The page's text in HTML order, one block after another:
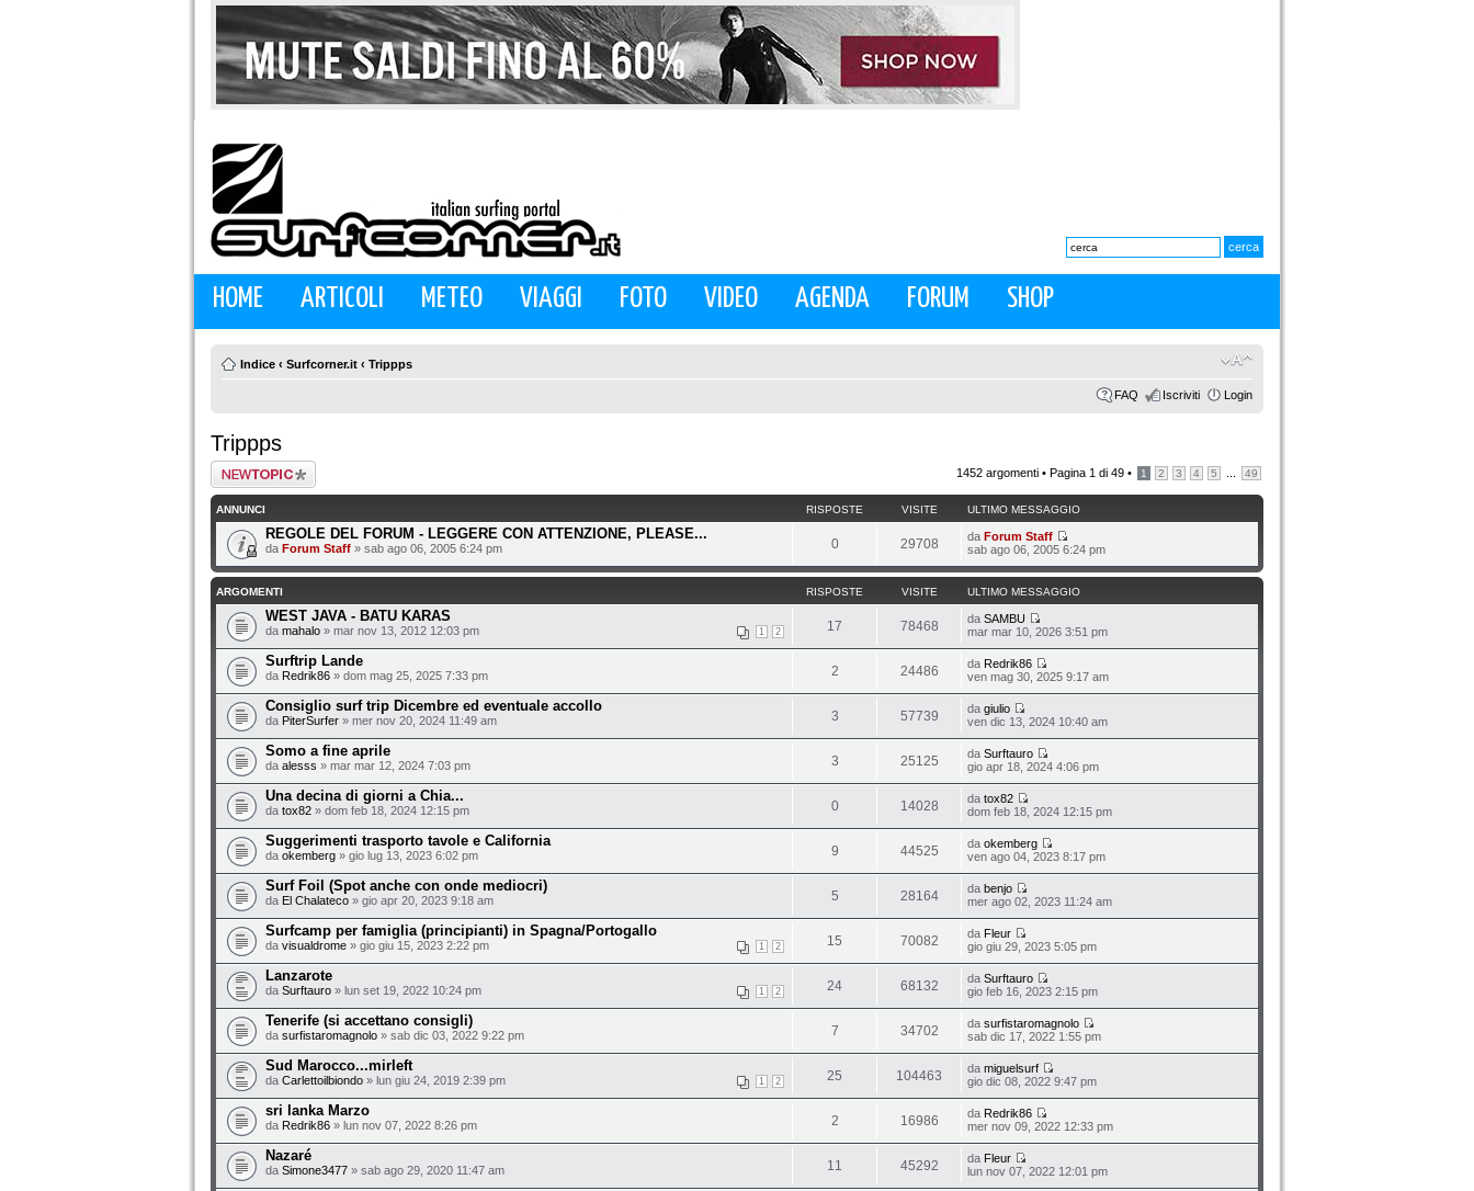
HOME ARTICOLI METEO VIAGGI FOTO VIDEO AGENDA FORUM SHOP
Indice ‹ Surfcorner.it ‹ Trippps
FAQ Iscriviti Login
Trippps
Scrivi un nuovo
argomento
1452 argomenti • Pagina 1 di 49 • 1 2 3 4 5 49
ANNUNCI RISPOSTE VISITE ULTIMO MESSAGGIO
REGOLE DEL FORUM - LEGGERE CON ATTENZIONE, PLEASE...
da Forum Staff » sab ago 06, 2005 6:24 pm 0 29708 da Forum Staff
sab ago 06, 2005 6:24 pm
ARGOMENTI RISPOSTE VISITE ULTIMO MESSAGGIO
WEST JAVA - BATU KARAS
1 2
da mahalo » mar nov 13, 2012 12:03 pm 17 78468 da SAMBU
mar mar 10, 2026 3:51 pm
Surftrip Lande
da Redrik86 » dom mag 25, 2025 7:33 pm 2 24486 da Redrik86
ven mag 30, 2025 9:17 am
Consiglio surf trip Dicembre ed eventuale accollo
da PiterSurfer » mer nov 20, 2024 11:49 am 3 57739 da giulio
ven dic 13, 2024 10:40 am
Somo a fine aprile
da alesss » mar mar 12, 2024 7:03 pm 3 25125 da Surftauro
gio apr 18, 2024 4:06 pm
Una decina di giorni a Chia...
da tox82 » dom feb 18, 2024 12:15 pm 0 14028 da tox82
dom feb 18, 2024 12:15 pm
Suggerimenti trasporto tavole e California
da okemberg » gio lug 13, 2023 6:02 pm 9 44525 da okemberg
ven ago 04, 2023 8:17 pm
Surf Foil (Spot anche con onde mediocri)
da El Chalateco » gio apr 20, 2023 9:18 am 5 28164 da benjo
mer ago 02, 2023 11:24 am
Surfcamp per famiglia (principianti) in Spagna/Portogallo
1 2
da visualdrome » gio giu 15, 2023 2:22 pm 15 70082 da Fleur
gio giu 29, 2023 5:05 pm
Lanzarote
1 2
da Surftauro » lun set 19, 2022 10:24 pm 24 68132 da Surftauro
gio feb 16, 2023 2:15 pm
Tenerife (si accettano consigli)
da surfistaromagnolo » sab dic 03, 2022 9:22 pm 7 34702 da surfistaromagnolo
sab dic 17, 2022 1:55 pm
Sud Marocco...mirleft
1 2
da Carlettoilbiondo » lun giu 24, 2019 2:39 pm 25 104463 da miguelsurf
gio dic 08, 2022 9:47 pm
sri lanka Marzo
da Redrik86 » lun nov 07, 2022 8:26 pm 2 16986 da Redrik86
mer nov 09, 2022 12:33 pm
Nazaré
da Simone3477 » sab ago 29, 2020 11:47 am 11 45292 da Fleur
lun nov 07, 2022 12:01 pm